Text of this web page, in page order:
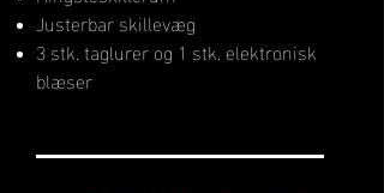
Justerbar skillevæg
3 stk. taglurer og 1 stk. elektronisk
blæser